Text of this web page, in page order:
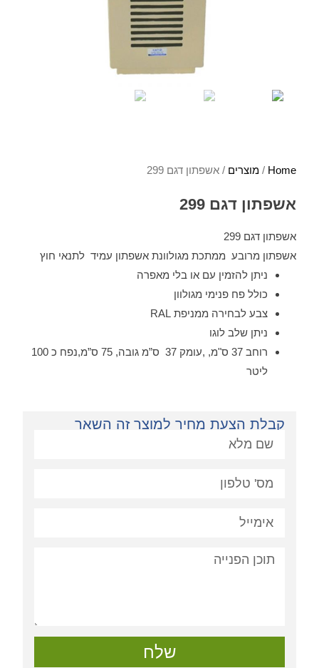
Home
/מוצרים / אשפתון דגם 299
אשפתון דגם 299
אשפתון דגם 299
אשפתון מרובע ממתכת מגולוונת אשפתון עמיד לתנאי חוץ
ניתן להזמין עם או בלי מאפרה
כולל פח פנימי מגולוון
צבע לבחירה ממניפת RAL
ניתן שלב לוגו
רוחב 37 ס"מ, ,עומק 37 ס”מ גובה, 75 ס”מ,נפח כ 100
ליטר
קבלת הצעת מחיר למוצר זה השאר
פניה:
שלח